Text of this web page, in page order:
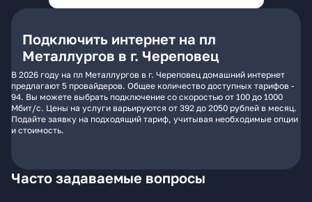
Подключить интернет на пл
Металлургов в г. Череповец
В 2026 году на пл Металлургов в г. Череповец домашний интернет
предлагают 5 провайдеров. Общее количество доступных тарифов -
94. Вы можете выбрать подключение со скоростью от 100 до 1000
Мбит/с. Цены на услуги варьируются от 392 до 2050 рублей в месяц.
Подайте заявку на подходящий тариф, учитывая необходимые опции
и стоимость.
Часто задаваемые вопросы